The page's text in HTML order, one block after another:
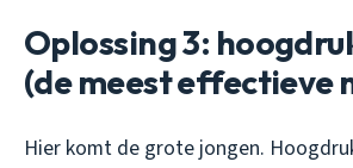
Oplossing 3:
(de meest effectieve
Hier komt de grote jongen.